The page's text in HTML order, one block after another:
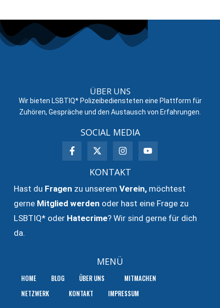
ÜBER UNS
Wir bieten LSBTIQ* Polizeibediensteten eine Plattform für
Zuhören, Gespräche und den Austausch von Erfahrungen.
SOCIAL MEDIA
KONTAKT
Hast du Fragen zu unserem Verein, möchtest
gerne Mitglied werden oder hast eine Frage zu
LSBTIQ* oder Hatecrime? Wir sind gerne für dich
da.
MENÜ
HOME BLOG ÜBER UNS
MITMACHEN
NETZWERK
KONTAKT IMPRESSUM